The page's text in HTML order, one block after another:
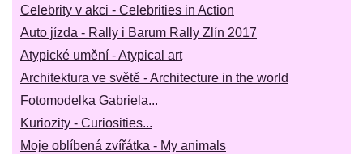
Celebrity v akci - Celebrities in Action
Auto jízda - Rally i Barum Rally Zlín 2017
Atypické umění - Atypical art
Architektura ve světě - Architecture in the world
Fotomodelka Gabriela...
Kuriozity - Curiosities...
Moje oblíbená zvířátka - My animals